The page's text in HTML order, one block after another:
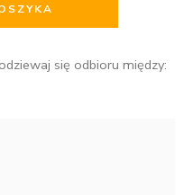
się odbioru między: